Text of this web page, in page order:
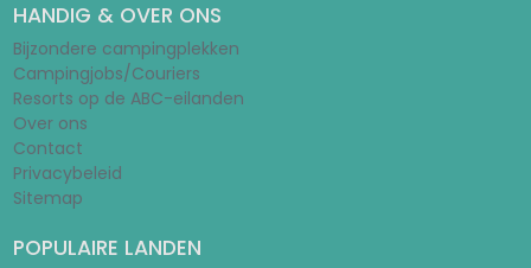
HANDIG & OVER ONS
Bijzondere campingplekken
Campingjobs/Couriers
Resorts op de ABC-eilanden
Over ons
Contact
Privacybeleid
Sitemap
POPULAIRE LANDEN